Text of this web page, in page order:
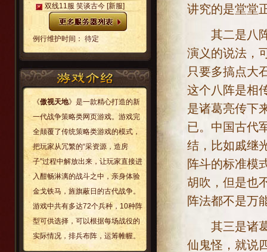
双线11服 笑谈古今 [新服]
例行维护时间： 待定
《傲视天地》是一款精心打造的新
一代战争策略类网页游戏。游戏完
全颠覆了传统策略类游戏的模式，
把玩家从冗繁的“采资源，造房
子”过程中解放出来，让玩家直接进
入酣畅淋漓的战斗之中，亲身体验
金戈铁马，旌旗蔽日的古代战争。
游戏中共有多达72个兵种，10种阵
型可供选择，可以根据每场战役的
实际情况，排兵布阵，运筹帷幄。
讲究的是堂堂
其二是八阵
演义的说法，
只要多搞点大
这个八阵是相
是诸葛亮传下
已。中国古代
结，比如戚继
阵斗的标准模
胡吹，但是也
阵法都不是万
其三是诸葛
仙鬼怪，就说